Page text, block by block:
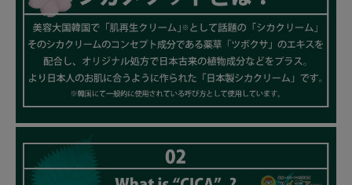
INFORMATION
ご利用ガイド
プライバシーポリシー
会社概要
お問い合わせ